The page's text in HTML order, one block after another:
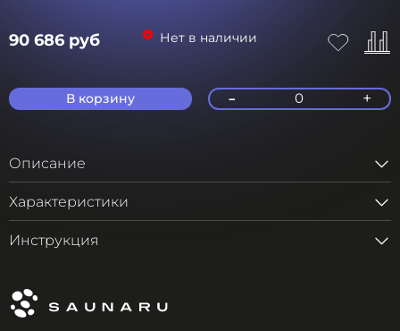
90 686 руб Нет в наличии
В корзину - 0 +
Описание
Характеристики
Инструкция